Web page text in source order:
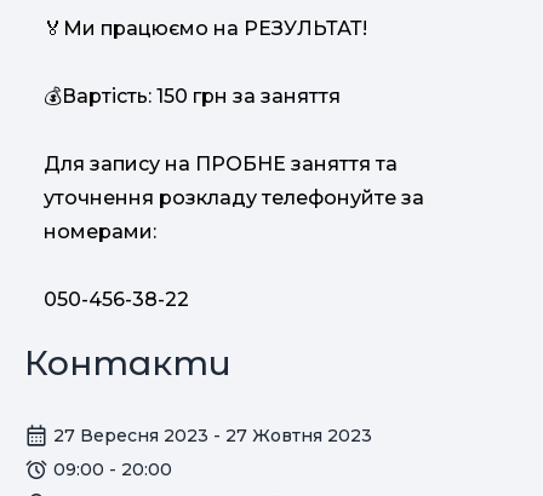
🏅 Ми працюємо на РЕЗУЛЬТАТ!
💰Вартість: 150 грн за заняття
Для запису на ПРОБНЕ заняття та
уточнення розкладу телефонуйте за
номерами:
050-456-38-22
Контакти
27 Вересня 2023 - 27 Жовтня 2023
09:00 - 20:00